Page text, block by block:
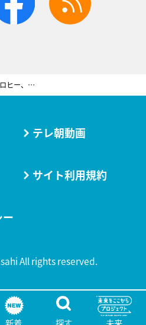
ヒコロヒー、一般人男性との恋愛語る。恋のはじまりは喫煙所での一言「この人スゴイいい！」
テレ朝動画
サイト利用規約
All rights reserved.